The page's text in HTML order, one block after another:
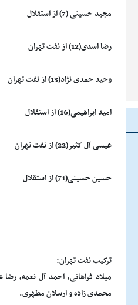
مجید حسینی (7) از استقلال
رضا اسدی(12) از نفت تهران
وحید حمدی نژاد(13) از نفت تهران
امید ابراهیمی(16) از استقلال
عیسی آل کثیر(22) از نفت تهران
حسین حسینی(71) از استقلال
ترکیب نفت تهران:
میلاد فراهانی، احمد آل نعمه،
محمدی زاده و ارسلان مطهری.